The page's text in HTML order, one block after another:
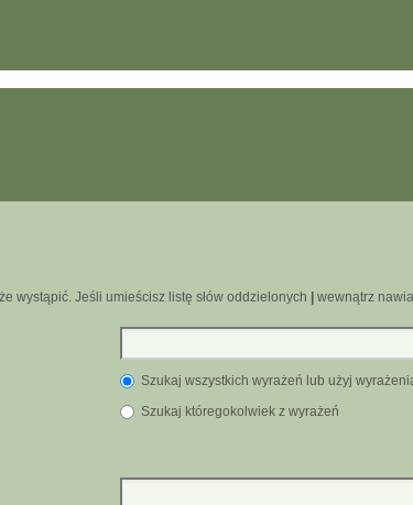
wystąpić. Jeśli umieścisz listę słów oddzielonych
wewnątrz
Szukaj wszystkich wyrażeń lub użyj
Szukaj któregokolwiek z wyrażeń